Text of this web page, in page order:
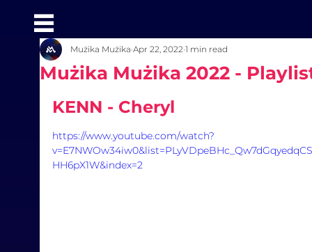
Mużika Mużika 2022 -
Mużika Mużika Apr 22, 2022 1 min read
KENN - Cheryl
https://www.youtube.com/watch?
HH6pX1W&index=2